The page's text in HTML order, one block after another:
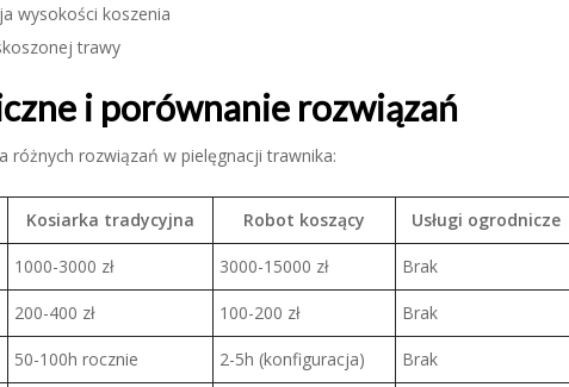
wysokości koszenia
trawy
i porównanie rozwiązań
różnych rozwiązań w pielęgnacji trawnika:
Kosiarka tradycyjna Robot koszący Usługi ogrodnicze
1000-3000 zł 3000-15000 zł Brak
200-400 zł 100-200 zł Brak
50-100h rocznie 2-5h (konfiguracja) Brak